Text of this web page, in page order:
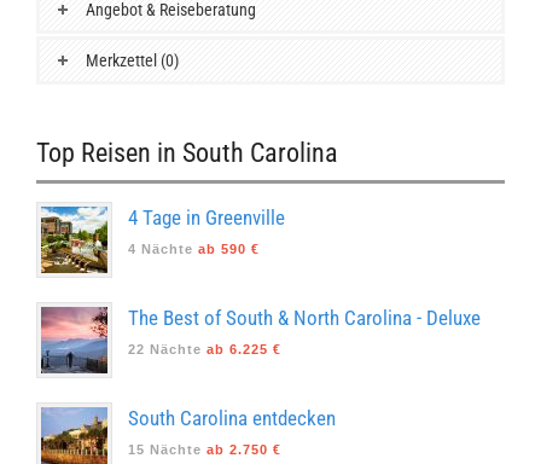
Angebot & Reiseberatung
Merkzettel (0)
Top Reisen in South Carolina
4 Tage in Greenville
4 Nächte ab 590 €
The Best of South & North Carolina - Deluxe
22 Nächte ab 6.225 €
South Carolina entdecken
15 Nächte ab 2.750 €